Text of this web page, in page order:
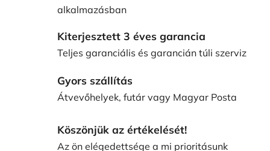
alkalmazásban
Kiterjesztett 3 éves garancia
Teljes garanciális és garancián túli szerviz
Gyors szállítás
Átvevőhelyek, futár vagy Magyar Posta
Köszönjük az értékelését!
Az ön elégedettsége a mi prioritásunk